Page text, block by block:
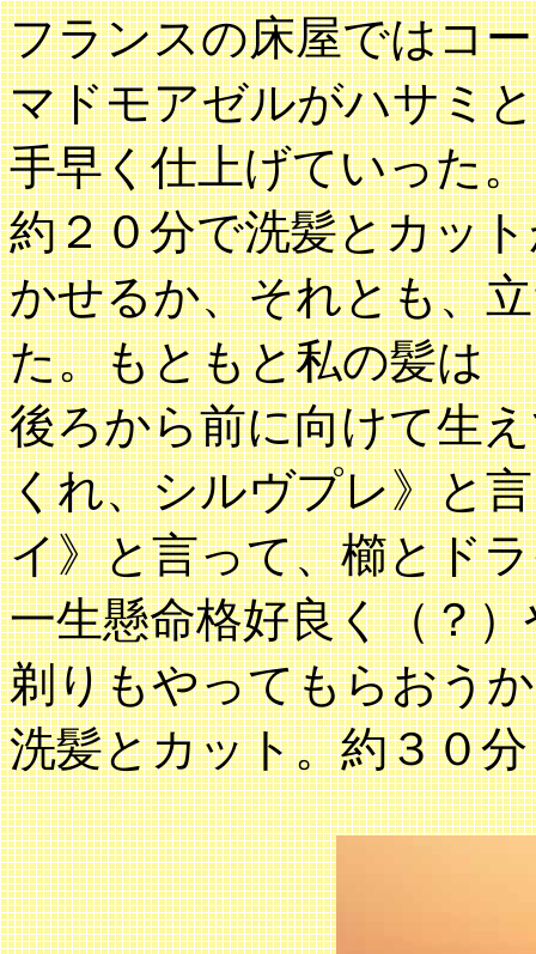
フランスの床屋ではコ
マドモアゼルがハサミ
手早く仕上げていった。
約２０分で洗髪とカッ
かせるか、それとも、
た。もともと私の髪は
後ろから前に向けて生
くれ、シルヴプレ》と
イ》と言って、櫛とド
一生懸命格好良く（？
剃りもやってもらおう
洗髪とカット。約３０